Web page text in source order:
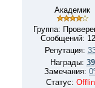
Академик
Группа:
Сообщений:
Репутация:
Награды: 39
Замечания:
Статус: